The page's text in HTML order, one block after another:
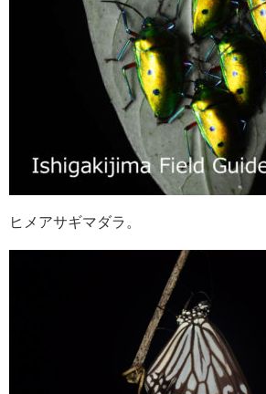
ヒメアサギマダラ。